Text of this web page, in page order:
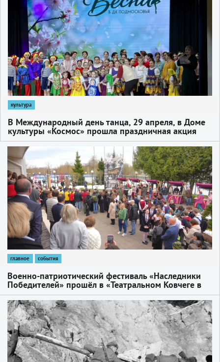
культура
В Международный день танца, 29 апреля, в Доме
культуры «Космос» прошла праздничная акция
«Танцующая весна в ДК Подмосковья»
главное события
Военно‑патриотический фестиваль «Наследники
Победителей» прошёл в «Театральном Ковчеге в
Дубраве»
1